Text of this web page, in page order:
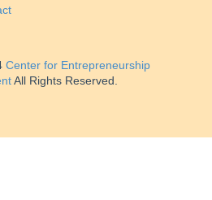
Center for Entrepreneurship
All Rights Reserved.